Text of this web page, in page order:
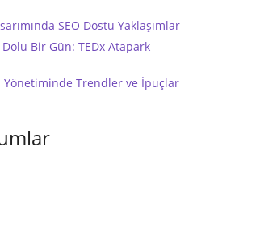
SEO Dostu Yaklaşımlar
Dolu Bir Gün: TEDx Atapark
Yönetiminde Trendler ve İpuçlar